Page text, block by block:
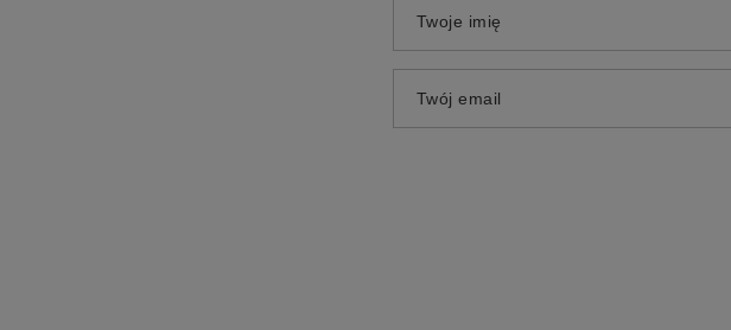
Twoje imię
Twój email